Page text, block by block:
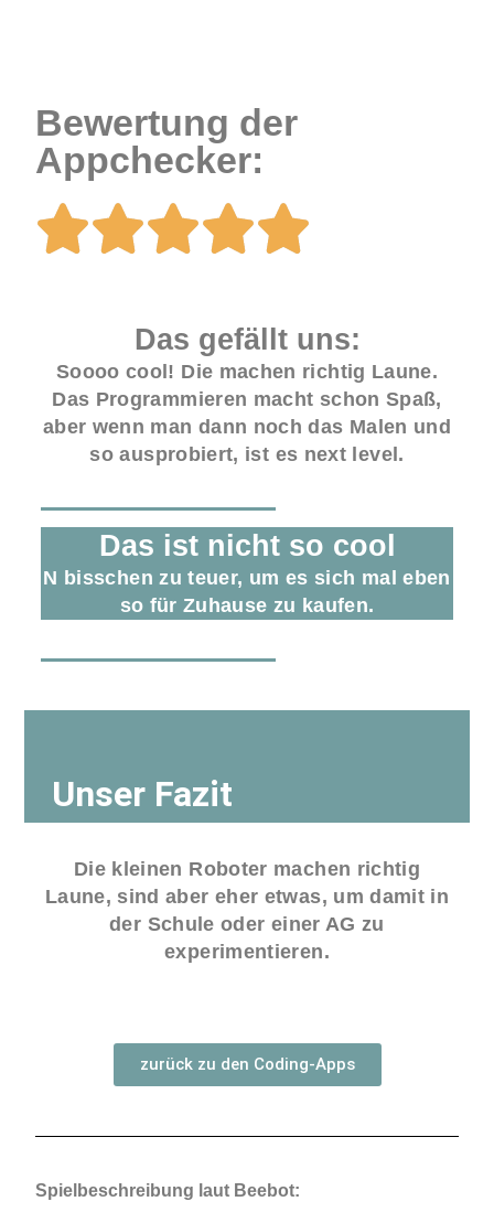
Bewertung der
Appchecker:
Das gefällt uns:
Soooo cool! Die machen richtig Laune.
Das Programmieren macht schon Spaß,
aber wenn man dann noch das Malen und
so ausprobiert, ist es next level.
Das ist nicht so cool
N bisschen zu teuer, um es sich mal eben
so für Zuhause zu kaufen.
Unser Fazit
Die kleinen Roboter machen richtig
Laune, sind aber eher etwas, um damit in
der Schule oder einer AG zu
experimentieren.
zurück zu den Coding-Apps
Spielbeschreibung laut Beebot: